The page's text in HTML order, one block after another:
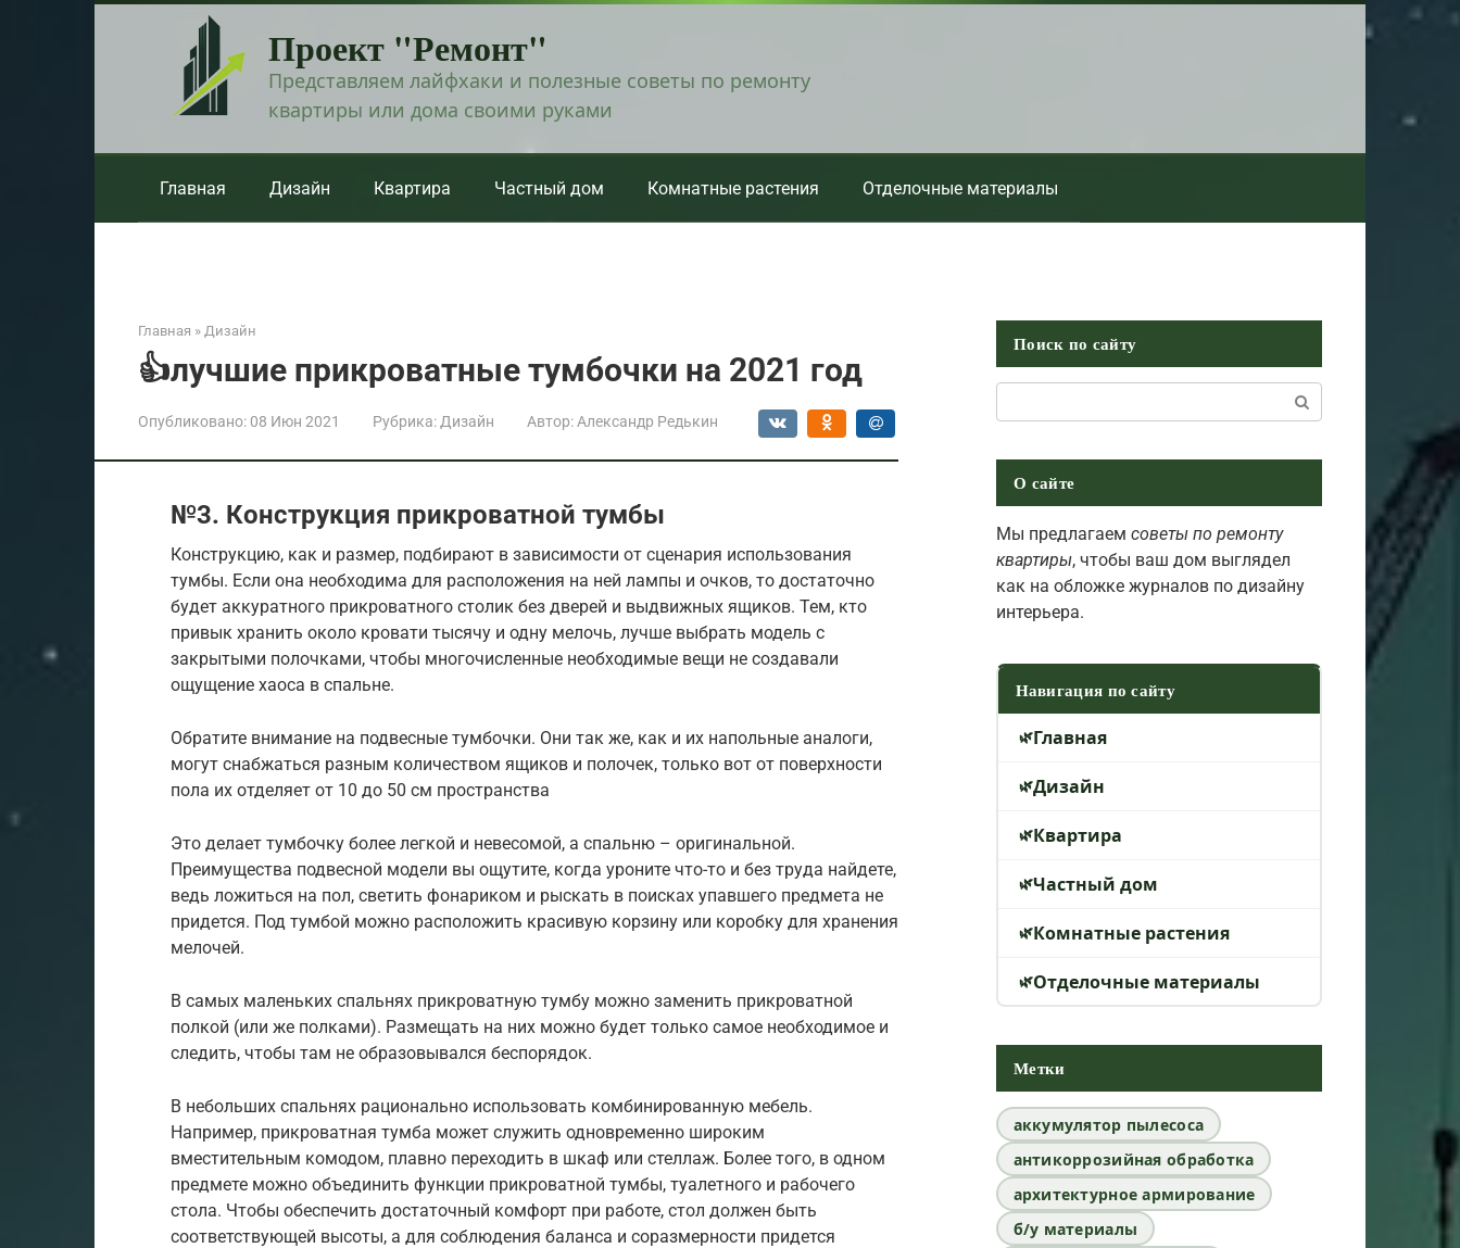
Проект "Ремонт"
Представляем лайфхаки и полезные советы по ремонту
квартиры или дома своими руками
Главная Дизайн Квартира Частный дом Комнатные растения Отделочные материалы
Главная » Дизайн
👍лучшие прикроватные тумбочки на 2021 год
Опубликовано: 08 Июн 2021 Рубрика: Дизайн Автор: Александр Редькин
№3. Конструкция прикроватной тумбы
Конструкцию, как и размер, подбирают в зависимости от сценария использования
тумбы. Если она необходима для расположения на ней лампы и очков, то достаточно
будет аккуратного прикроватного столик без дверей и выдвижных ящиков. Тем, кто
привык хранить около кровати тысячу и одну мелочь, лучше выбрать модель с
закрытыми полочками, чтобы многочисленные необходимые вещи не создавали
ощущение хаоса в спальне.
Обратите внимание на подвесные тумбочки. Они так же, как и их напольные аналоги,
могут снабжаться разным количеством ящиков и полочек, только вот от поверхности
пола их отделяет от 10 до 50 см пространства
Это делает тумбочку более легкой и невесомой, а спальню – оригинальной.
Преимущества подвесной модели вы ощутите, когда уроните что-то и без труда найдете,
ведь ложиться на пол, светить фонариком и рыскать в поисках упавшего предмета не
придется. Под тумбой можно расположить красивую корзину или коробку для хранения
мелочей.
В самых маленьких спальнях прикроватную тумбу можно заменить прикроватной
полкой (или же полками). Размещать на них можно будет только самое необходимое и
следить, чтобы там не образовывался беспорядок.
В небольших спальнях рационально использовать комбинированную мебель.
Например, прикроватная тумба может служить одновременно широким
вместительным комодом, плавно переходить в шкаф или стеллаж. Более того, в одном
предмете можно объединить функции прикроватной тумбы, туалетного и рабочего
стола. Чтобы обеспечить достаточный комфорт при работе, стол должен быть
соответствующей высоты, а для соблюдения баланса и соразмерности придется
Поиск по сайту
О сайте
Мы предлагаем советы по ремонту
квартиры, чтобы ваш дом выглядел
как на обложке журналов по дизайну
интерьера.
Навигация по сайту
Главная
Дизайн
Квартира
Частный дом
Комнатные растения
Отделочные материалы
Метки
аккумулятор пылесоса
антикоррозийная обработка
архитектурное армирование
б/у материалы